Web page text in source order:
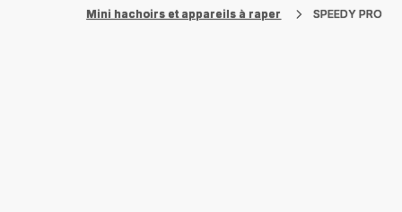
Mini hachoirs et appareils à raper
SPEEDY PRO